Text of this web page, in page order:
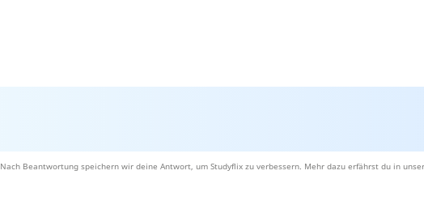
Nach Beantwortung speichern wir deine Antwort, um Studyflix zu verbessern. Mehr dazu erfährst du in